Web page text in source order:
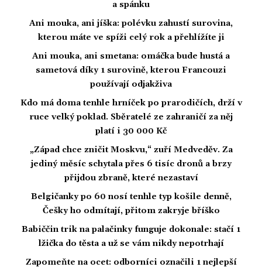
a spánku
Ani mouka, ani jíška: polévku zahustí surovina,
kterou máte ve spíži celý rok a přehlížíte ji
Ani mouka, ani smetana: omáčka bude hustá a
sametová díky 1 surovině, kterou Francouzi
používají odjakživa
Kdo má doma tenhle hrníček po prarodičích, drží v
ruce velký poklad. Sběratelé ze zahraničí za něj
platí i 30 000 Kč
„Západ chce zničit Moskvu,“ zuří Medveděv. Za
jediný měsíc schytala přes 6 tisíc dronů a brzy
přijdou zbraně, které nezastaví
Belgičanky po 60 nosí tenhle typ košile denně,
Češky ho odmítají, přitom zakryje bříško
Babiččin trik na palačinky funguje dokonale: stačí 1
lžička do těsta a už se vám nikdy nepotrhají
Zapomeňte na ocet: odborníci označili 1 nejlepší